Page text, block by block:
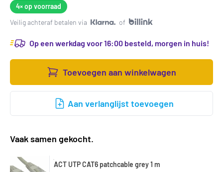
4×op voorraad
Veilig achteraf betalen via
of
Op een werkdag voor 16:00 besteld, morgen in huis!
Toevoegen aan winkelwagen
Aan verlanglijst toevoegen
Vaak samen gekocht.
ACT UTP CAT6 patchcable grey 1 m